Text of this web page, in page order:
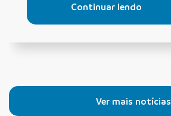
Continuar lendo
Ver mais notícias